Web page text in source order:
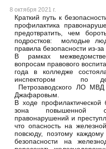
8 октября 2021 г.
Краткий путь к
профилактика
предотвратить, чем
подростков: молодые
правила безопасности из-
В рамках
вопросам правового
года в колледже
инспектором по
Петрозаводского ЛО
Джафаровым.
В ходе
зона повышенной
правонарушений и
что опасность на
повсюду, поэтому
безопасности на